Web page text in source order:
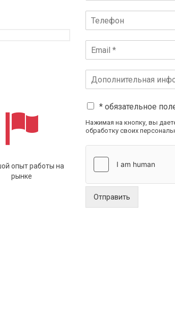
опыт работы на
рынке
* обязательное
Нажимая на кнопку, вы
обработку своих
Отправить